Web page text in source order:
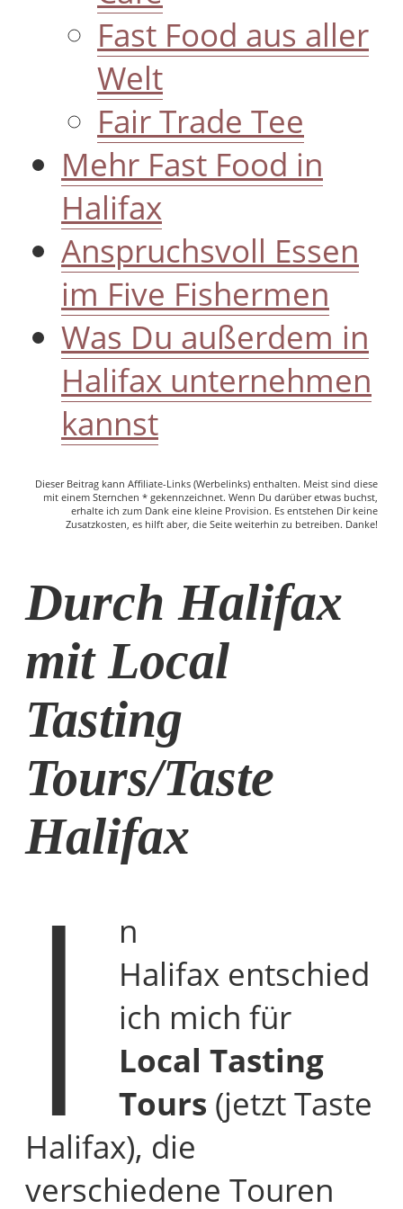
Fast Food aus aller
Welt
Fair Trade Tee
Mehr Fast Food in
Halifax
Anspruchsvoll Essen
im Five Fishermen
Was Du außerdem in
Halifax unternehmen
kannst
Dieser Beitrag kann Affiliate-Links (Werbelinks) enthalten. Meist sind diese
mit einem Sternchen * gekennzeichnet. Wenn Du darüber etwas buchst,
erhalte ich zum Dank eine kleine Provision. Es entstehen Dir keine
Zusatzkosten, es hilft aber, die Seite weiterhin zu betreiben. Danke!
Durch Halifax
mit Local
Tasting
Tours/Taste
Halifax
I
n
Halifax entschied
ich mich für
Local Tasting
Tours (jetzt Taste
Halifax), die
verschiedene Touren